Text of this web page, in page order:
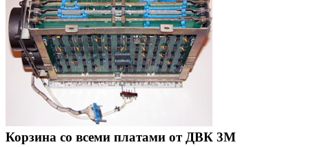
Корзина со всеми платами от ДВК 3М